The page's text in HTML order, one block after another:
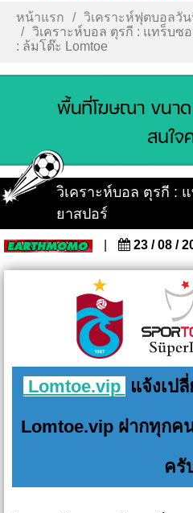
หน้าแรก
วิเคราะห์ฟุตบอลวั
วิเคราะห์บอล ตุรกี : แทร็บซ
: ล้มโต๊ะ Lomtoe
วิเคราะห์บอล ตุรกี :
ยาสปอร์
23 / 08 /
Lomtoe.vip แจ้งเป
Lomtoe.vip ฝากทุกค
ครั